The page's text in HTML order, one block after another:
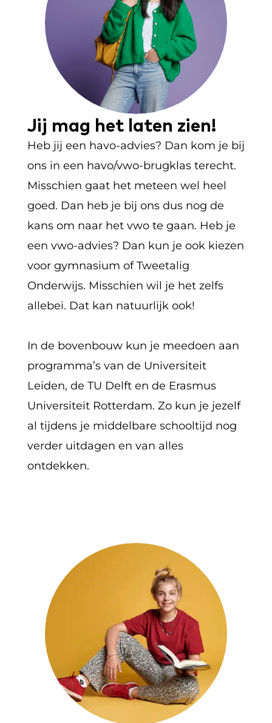
Jij mag het laten zien!
Heb jij een havo-advies? Dan kom je bij
ons in een havo/vwo-brugklas terecht.
Misschien gaat het meteen wel heel
goed. Dan heb je bij ons dus nog de
kans om naar het vwo te gaan. Heb je
een vwo-advies? Dan kun je ook kiezen
voor gymnasium of Tweetalig
Onderwijs. Misschien wil je het zelfs
allebei. Dat kan natuurlijk ook!
In de bovenbouw kun je meedoen aan
programma’s van de Universiteit
Leiden, de TU Delft en de Erasmus
Universiteit Rotterdam. Zo kun je jezelf
al tijdens je middelbare schooltijd nog
verder uitdagen en van alles
ontdekken.